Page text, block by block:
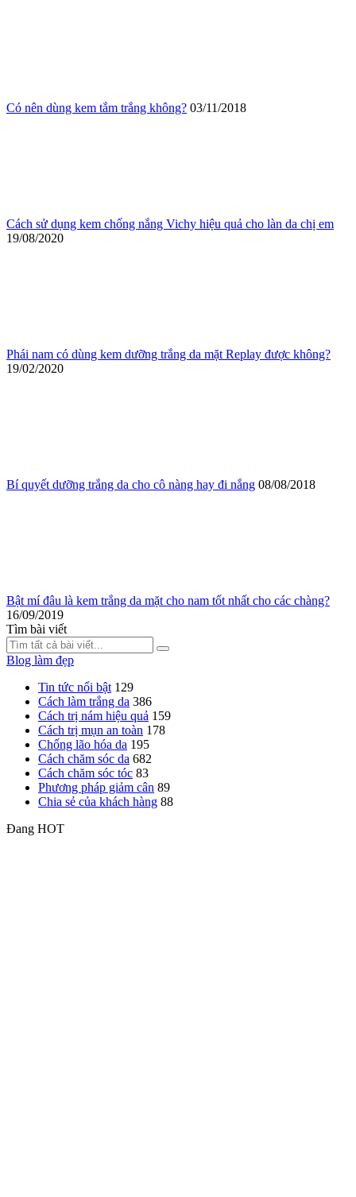
Có nên dùng kem tắm trắng không? 03/11/2018
Cách sử dụng kem chống nắng Vichy hiệu quả cho làn da chị em
19/08/2020
Phái nam có dùng kem dưỡng trắng da mặt Replay được không?
19/02/2020
Bí quyết dưỡng trắng da cho cô nàng hay đi nắng 08/08/2018
Bật mí đâu là kem trắng da mặt cho nam tốt nhất cho các chàng?
16/09/2019
Tìm bài viết
Blog làm đẹp
Tin tức nổi bật 129
Cách làm trắng da 386
Cách trị nám hiệu quả 159
Cách trị mụn an toàn 178
Chống lão hóa da 195
Cách chăm sóc da 682
Cách chăm sóc tóc 83
Phương pháp giảm cân 89
Chia sẻ của khách hàng 88
Đang HOT